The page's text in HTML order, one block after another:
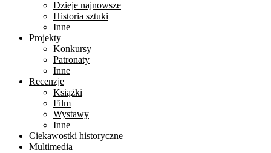
Dzieje najnowsze
Historia sztuki
Inne
Projekty
Konkursy
Patronaty
Inne
Recenzje
Książki
Film
Wystawy
Inne
Ciekawostki historyczne
Multimedia